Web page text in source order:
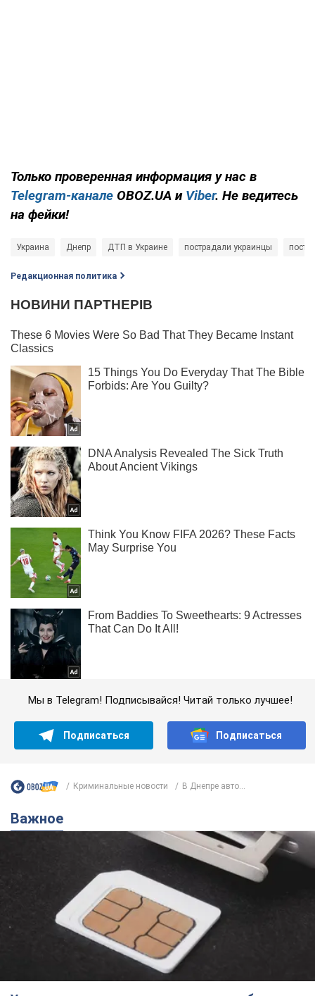
Только проверенная информация у нас в
Telegram-канале OBOZ.UA и Viber. Не ведитесь
на фейки!
Украина Днепр ДТП в Украине пострадали украинцы
Редакционная политика
Мы в Telegram! Подписывайся! Читай только лучшее!
Подписаться Подписаться
Криминальные новости В Днепре авто...
Важное